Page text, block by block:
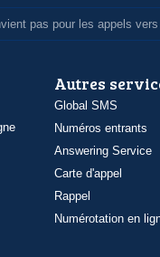
pas pour les appels
Autres
Global SMS
Numéros entrants
Answering Service
Carte d'appel
Rappel
Numérotation en